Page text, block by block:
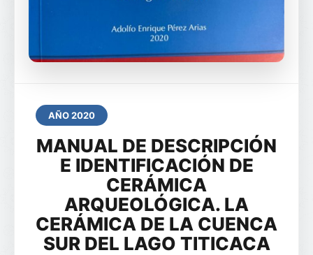
AÑO 2020
MANUAL DE DESCRIPCIÓN
E IDENTIFICACIÓN DE
CERÁMICA
ARQUEOLÓGICA. LA
CERÁMICA DE LA CUENCA
SUR DEL LAGO TITICACA